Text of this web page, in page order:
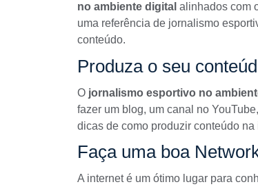
no ambiente digital alinhados com
uma referência de jornalismo
conteúdo.
Produza o seu
O jornalismo esportivo no
fazer um blog, um canal no
dicas de como produzir conteúdo na
Faça uma boa
A internet é um ótimo lugar para